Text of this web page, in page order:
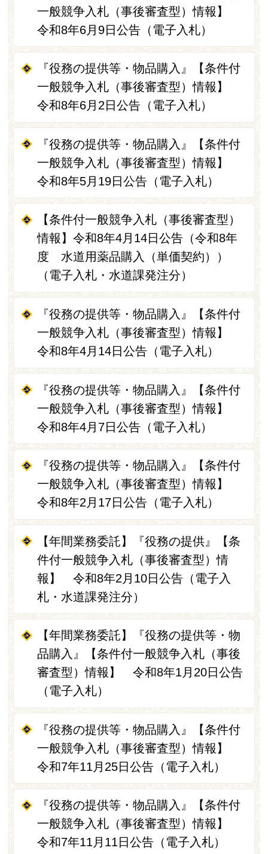
一般競争入札（事後審査型）情報】
令和8年6月9日公告（電子入札）
『役務の提供等・物品購入』【条件付
一般競争入札（事後審査型）情報】
令和8年6月2日公告（電子入札）
『役務の提供等・物品購入』【条件付
一般競争入札（事後審査型）情報】
令和8年5月19日公告（電子入札）
【条件付一般競争入札（事後審査型）
情報】令和8年4月14日公告（令和8年
度 水道用薬品購入（単価契約））
（電子入札・水道課発注分）
『役務の提供等・物品購入』【条件付
一般競争入札（事後審査型）情報】
令和8年4月14日公告（電子入札）
『役務の提供等・物品購入』【条件付
一般競争入札（事後審査型）情報】
令和8年4月7日公告（電子入札）
『役務の提供等・物品購入』【条件付
一般競争入札（事後審査型）情報】
令和8年2月17日公告（電子入札）
【年間業務委託】『役務の提供』【条
件付一般競争入札（事後審査型）情
報】 令和8年2月10日公告（電子入
札・水道課発注分）
【年間業務委託】『役務の提供等・物
品購入』【条件付一般競争入札（事後
審査型）情報】 令和8年1月20日公告
（電子入札）
『役務の提供等・物品購入』【条件付
一般競争入札（事後審査型）情報】
令和7年11月25日公告（電子入札）
『役務の提供等・物品購入』【条件付
一般競争入札（事後審査型）情報】
令和7年11月11日公告（電子入札）